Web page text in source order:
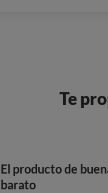
Te
El producto de
barato